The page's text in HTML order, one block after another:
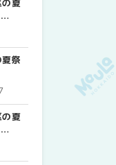
祭
夏
トまとめ |
新】札幌のおすす
デン｜オープン日
介！大通公園から
まで | MouLa
幌市白石区の夏
ントまとめ |
デン｜オープン日
まで | MouLa
幌市北区の夏祭
トまとめ |
幌市白石区の夏
ントまとめ |